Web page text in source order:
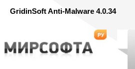
GridinSoft Anti-Malware 4.0.34